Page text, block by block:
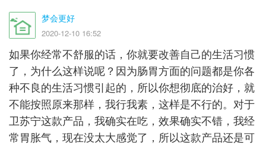
梦会更好
2020-12-10 16:52
如果你经常不舒服的话，你就要改善自己的生活习惯
了，为什么这样说呢？因为肠胃方面的问题都是你各
种不良的生活习惯引起的，所以你想彻底的治好，就
不能按照原来那样，我行我素，这样是不行的。对于
卫苏宁这款产品，我确实在吃，效果确实不错，我经
常胃胀气，现在没太大感觉了，所以这款产品还是可